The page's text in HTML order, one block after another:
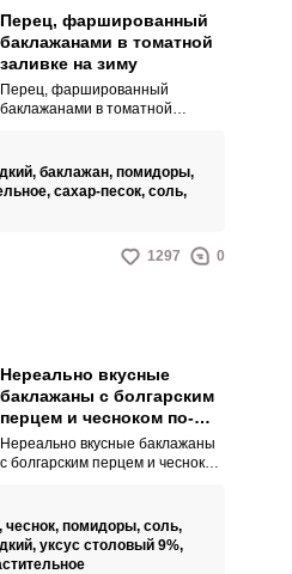
Перец, фаршированный
баклажанами в томатной
заливке на зиму
Перец, фаршированный
баклажанами в томатной
и имеет достаточно
запоминающийся вкус.
к макаронным изделиям, рису
или картофельным гарнирам.
баклажан, помидоры,
сахар-песок, соль,
1297 0
Нереально вкусные
баклажаны с болгарским
перцем и чесноком по-
грузински без
стерилизации на зиму
Нереально вкусные баклажаны
с болгарским перцем и чесноком
пикантная закуска, которую
можно подать в будни и
праздники. Рецепт был создан
чеснок, помидоры, соль,
уксус столовый 9%,